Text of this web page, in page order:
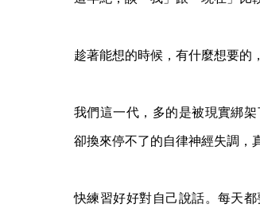
趁著能想的時候，有什麼想要的
我們這一代，多的是被現實綁
卻換來停不了的自律神經失調，
快練習好好對自己說話。每天